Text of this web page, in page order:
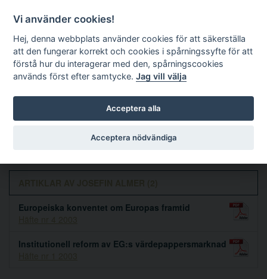
Sök
Josefin Almer
Europeiska konventet om Europas framtid
Institutionell reform av EG:s värdepappersmarknad
Vi använder cookies!
Hej, denna webbplats använder cookies för att säkerställa
att den fungerar korrekt och cookies i spårningssyfte för att
förstå hur du interagerar med den, spårningscookies
används först efter samtycke.Jag vill välja
Acceptera alla
Acceptera nödvändiga